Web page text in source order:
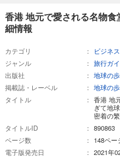
香港 地元で愛される名物
細情報
カテゴリ
ビジネ
ジャンル
旅行ガ
出版社
地球の
掲載誌・レーベル
地球の
タイトル
香港 地
ぎて地
密着の
タイトルID
890863
ページ数
148ペー
電子版発売日
2021年